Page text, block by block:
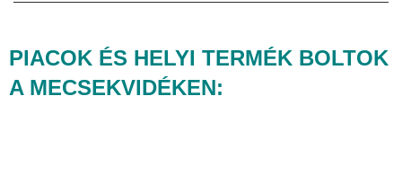
PIACOK ÉS HELYI TERMÉK BOLTOK
A MECSEKVIDÉKEN: